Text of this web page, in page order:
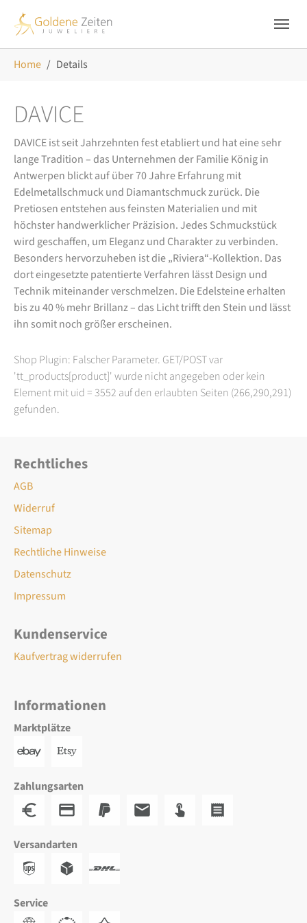
Home Details
DAVICE
DAVICE ist seit Jahrzehnten fest etabliert und hat eine sehr
lange Tradition – das Unternehmen der Familie König in
Antwerpen blickt auf über 70 Jahre Erfahrung mit
Edelmetallschmuck und Diamantschmuck zurück. Die
Pretiosen entstehen aus feinsten Materialien und mit
höchster handwerklicher Präzision. Jedes Schmuckstück
wird geschaffen, um Eleganz und Charakter zu verbinden.
Besonders hervorzuheben ist die „Riviera“-Kollektion. Das
dort eingesetzte patentierte Verfahren lässt Design und
Technik miteinander verschmelzen. Die Edelsteine erhalten
bis zu 40 % mehr Brillanz – das Licht trifft den Stein und lässt
ihn somit noch größer erscheinen.
Shop Plugin: Falscher Parameter. GET/POST var
'tt_products[product]' wurde nicht angegeben oder kein
Element mit uid = 3552 auf den erlaubten Seiten (266,290,291)
gefunden.
Rechtliches
AGB
Widerruf
Sitemap
Rechtliche Hinweise
Datenschutz
Impressum
Kundenservice
Kaufvertrag widerrufen
Informationen
Marktplätze
Zahlungsarten
Versandarten
Service